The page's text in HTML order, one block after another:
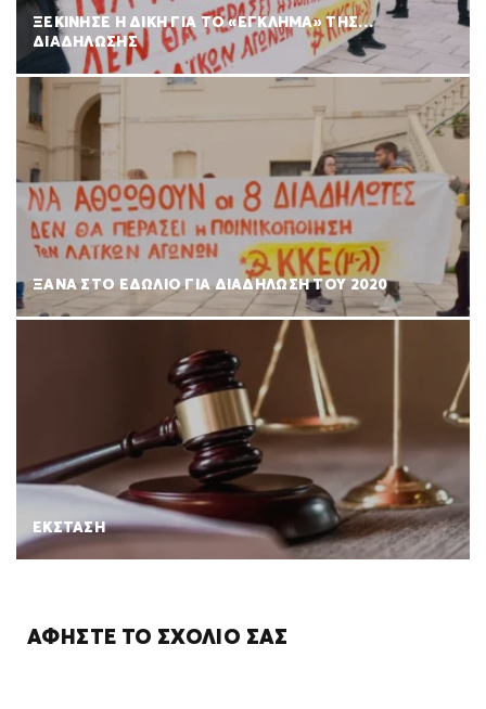
ΞΕΚΙΝΗΣΕ Η ΔΙΚΗ ΓΙΑ ΤΟ «ΕΓΚΛΗΜΑ» ΤΗΣ…
ΔΙΑΔΗΛΩΣΗΣ
ΞΑΝΑ ΣΤΟ ΕΔΩΛΙΟ ΓΙΑ ΔΙΑΔΗΛΩΣΗ ΤΟΥ 2020
ΕΚΣΤΑΣΗ
ΑΦΉΣΤΕ ΤΟ ΣΧΌΛΙΌ ΣΑΣ